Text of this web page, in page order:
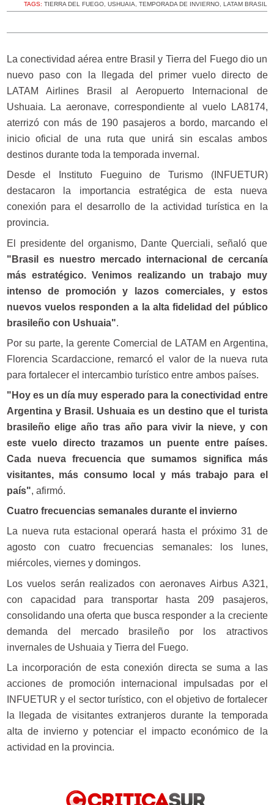
TAGS: TIERRA DEL FUEGO USHUAIA TEMPORADA DE INVIERNO LATAM BRASIL
La conectividad aérea entre Brasil y Tierra del Fuego dio un
nuevo paso con la llegada del primer vuelo directo de
LATAM Airlines Brasil al Aeropuerto Internacional de
Ushuaia. La aeronave, correspondiente al vuelo LA8174,
aterrizó con más de 190 pasajeros a bordo, marcando el
inicio oficial de una ruta que unirá sin escalas ambos
destinos durante toda la temporada invernal.
Desde el Instituto Fueguino de Turismo (INFUETUR)
destacaron la importancia estratégica de esta nueva
conexión para el desarrollo de la actividad turística en la
provincia.
El presidente del organismo, Dante Querciali, señaló que
"Brasil es nuestro mercado internacional de cercanía
más estratégico. Venimos realizando un trabajo muy
intenso de promoción y lazos comerciales, y estos
nuevos vuelos responden a la alta fidelidad del público
brasileño con Ushuaia".
Por su parte, la gerente Comercial de LATAM en Argentina,
Florencia Scardaccione, remarcó el valor de la nueva ruta
para fortalecer el intercambio turístico entre ambos países.
"Hoy es un día muy esperado para la conectividad entre
Argentina y Brasil. Ushuaia es un destino que el turista
brasileño elige año tras año para vivir la nieve, y con
este vuelo directo trazamos un puente entre países.
Cada nueva frecuencia que sumamos significa más
visitantes, más consumo local y más trabajo para el
país", afirmó.
Cuatro frecuencias semanales durante el invierno
La nueva ruta estacional operará hasta el próximo 31 de
agosto con cuatro frecuencias semanales: los lunes,
miércoles, viernes y domingos.
Los vuelos serán realizados con aeronaves Airbus A321,
con capacidad para transportar hasta 209 pasajeros,
consolidando una oferta que busca responder a la creciente
demanda del mercado brasileño por los atractivos
invernales de Ushuaia y Tierra del Fuego.
La incorporación de esta conexión directa se suma a las
acciones de promoción internacional impulsadas por el
INFUETUR y el sector turístico, con el objetivo de fortalecer
la llegada de visitantes extranjeros durante la temporada
alta de invierno y potenciar el impacto económico de la
actividad en la provincia.